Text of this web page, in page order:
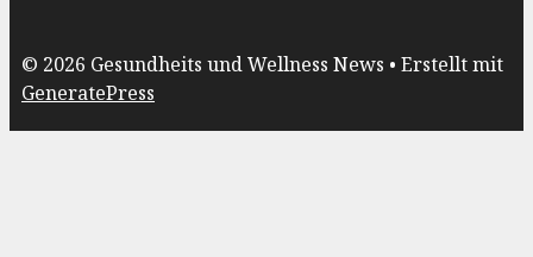
© 2026 Gesundheits und Wellness News • Erstellt mit
GeneratePress